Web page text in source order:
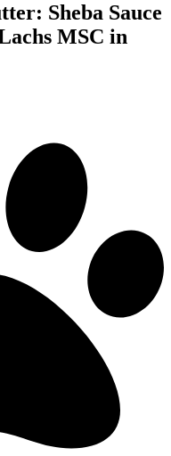
Sheba Sauce
MSC in